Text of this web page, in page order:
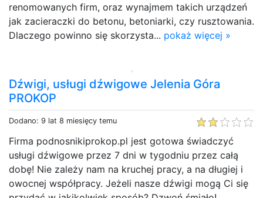
renomowanych firm, oraz wynajmem takich urządzeń
jak zacieraczki do betonu, betoniarki, czy rusztowania.
Dlaczego powinno się skorzysta... pokaż więcej »
Dźwigi, usługi dźwigowe Jelenia Góra
PROKOP
Dodano: 9 lat 8 miesięcy temu
Firma podnosnikiprokop.pl jest gotowa świadczyć
usługi dźwigowe przez 7 dni w tygodniu przez całą
dobę! Nie zależy nam na kruchej pracy, a na długiej i
owocnej współpracy. Jeżeli nasze dźwigi mogą Ci się